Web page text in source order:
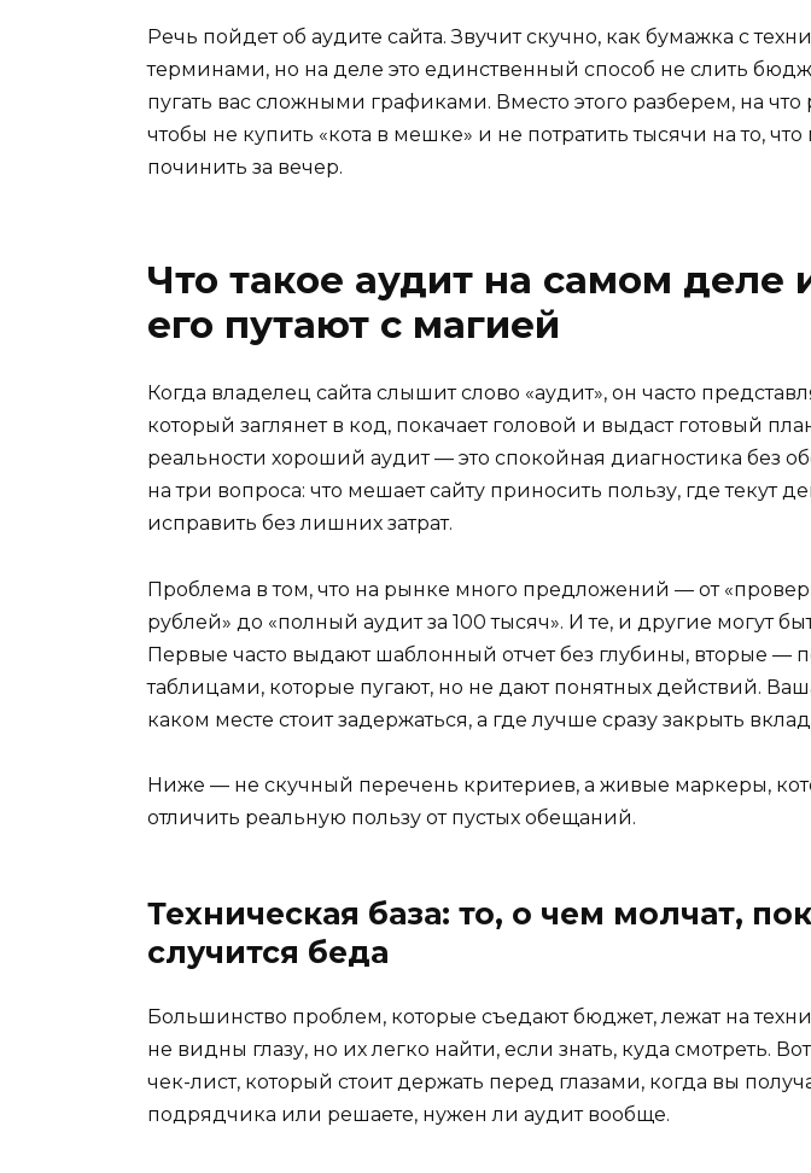
Речь пойдет об аудите сайта. Звучит скучно, как бумажка с
терминами, но на деле это единственный способ не слить
пугать вас сложными графиками. Вместо этого разберем, на что
чтобы не купить «кота в мешке» и не потратить тысячи на то,
починить за вечер.
Что такое аудит на самом деле
его путают с магией
Когда владелец сайта слышит слово «аудит», он часто
который заглянет в код, покачает головой и выдаст готовый
реальности хороший аудит — это спокойная диагностика без
на три вопроса: что мешает сайту приносить пользу, где текут
исправить без лишних затрат.
Проблема в том, что на рынке много предложений — от
рублей» до «полный аудит за 100 тысяч». И те, и другие могут
Первые часто выдают шаблонный отчет без глубины, вторые —
таблицами, которые пугают, но не дают понятных действий.
каком месте стоит задержаться, а где лучше сразу закрыть
Ниже — не скучный перечень критериев, а живые маркеры,
отличить реальную пользу от пустых обещаний.
Техническая база: то, о чем молчат,
случится беда
Большинство проблем, которые съедают бюджет, лежат на
не видны глазу, но их легко найти, если знать, куда смотреть.
чек-лист, который стоит держать перед глазами, когда вы
подрядчика или решаете, нужен ли аудит вообще.